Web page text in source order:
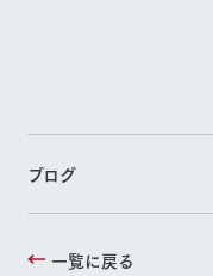
ブログ
一覧に戻る